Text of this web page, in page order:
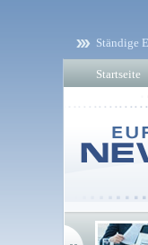
Ständige
Startseite